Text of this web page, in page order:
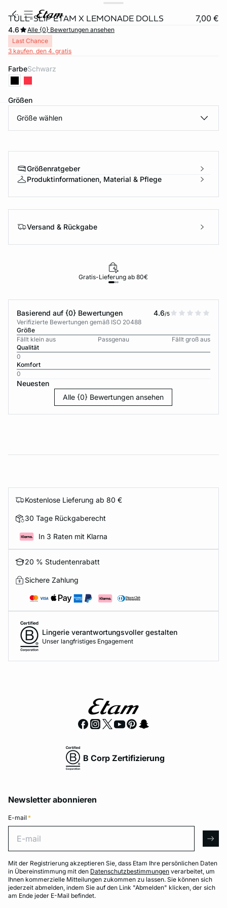
TÜLL-SLIP ETAM X LEMONADE DOLLS 7,00 €
4.6
Alle {0} Bewertungen ansehen
Last Chance
3 kaufen, den 4. gratis
Farbe schwarz
Größen
Größe wählen
Größenratgeber
Produktinformationen, Material & Pflege
Versand & Rückgabe
Gratis-Lieferung ab 80€
Basierend auf {0} Bewertungen 4.6/5
Verifizierte Bewertungen gemäß ISO 20488
Größe
Fällt klein aus
Passgenau
Fällt groß aus
Qualität
0
Komfort
0
Neuesten
Alle {0} Bewertungen ansehen
Kostenlose Lieferung ab 80 €
30 Tage Rückgaberecht
In 3 Raten mit Klarna
20 % Studentenrabatt
Sichere Zahlung
Lingerie verantwortungsvoller gestalten
Unser langfristiges Engagement
B Corp Zertifizierung
Newsletter abonnieren
E-mail *
Mit der Registrierung akzeptieren Sie, dass Etam Ihre persönlichen Daten
in Übereinstimmung mit den Datenschutzbestimmungen verarbeitet, um
Ihnen kommerzielle Mitteilungen zukommen zu lassen. Sie können sich
jederzeit abmelden, indem Sie auf den Link "Abmelden" klicken, der sich
am Ende jeder E-Mail befindet.